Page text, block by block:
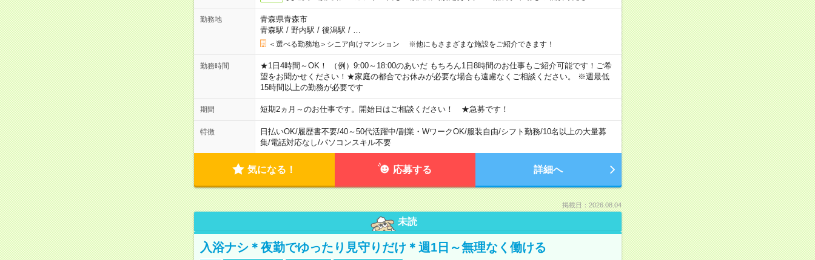
勤務地
青森県青森市
青森駅 / 野内駅 / 後潟駅 /
＜選べる勤務地＞シニア向けマンション ※他にもさまざまな施設をご紹介できます！
勤務時間
★1日4時間～OK！ （例）9:00～18:00のあいだ もちろん1日8時間のお仕事もご紹介可能です！ご希
望をお聞かせください！★家庭の都合でお休みが必要な場合も遠慮なくご相談ください。 ※週最低
15時間以上の勤務が必要です
期間 短期2ヵ月～のお仕事です。開始日はご相談ください！ ★急募です！
特徴 日払いOK/履歴書不要/40～50代活躍中/副業・WワークOK/服装自由/シフト勤務/10名以上の大量募
集/電話対応なし/パソコンスキル不要
気になる！ 応募する 詳細へ
掲載日：2026.08.04
未読
入浴ナシ＊夜勤でゆったり見守りだけ＊週1日～無理なく働ける